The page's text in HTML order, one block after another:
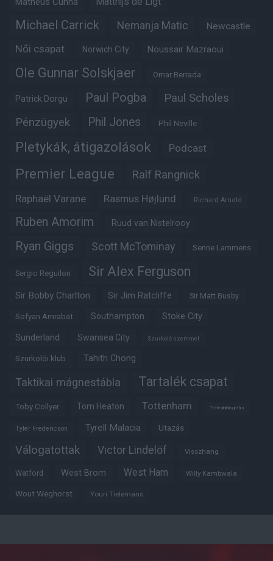
Michael Carrick Nemanja Matic Newcastle
Női csapat Norwich City Noussair Mazraoui
Ole Gunnar Solskjaer Omar Berrada
Patrick Dorgu Paul Pogba Paul Scholes
Pénzügyek Phil Jones Phil Neville
Pletykák, átigazolások Podcast
Premier League Ralf Rangnick
Raphaël Varane Rasmus Højlund Richard Arnold
Ruben Amorim Ruud van Nistelrooy
Ryan Giggs Scott McTominay Senne Lammens
Sergio Reguilon Sir Alex Ferguson
Sir Bobby Charlton Sir Jim Ratcliffe Sir Matt Busby
Sofyan Amrabat Southampton Stoke City
Sunderland Swansea City Szurkoló szemmel
Szurkolói klub Tahith Chong
Taktikai mágnestábla Tartalék csapat
Toby Collyer Tom Heaton Tottenham Trófeabibliográfia
Tyler Fredericson Tyrell Malacia Utazás
Válogatottak Victor Lindelöf Visszhang
Watford West Brom West Ham Willy Kambwala
Wout Weghorst Youri Tielemans